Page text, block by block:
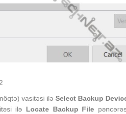
vasitəsi ilə Select Backup
ilə Locate Backup File